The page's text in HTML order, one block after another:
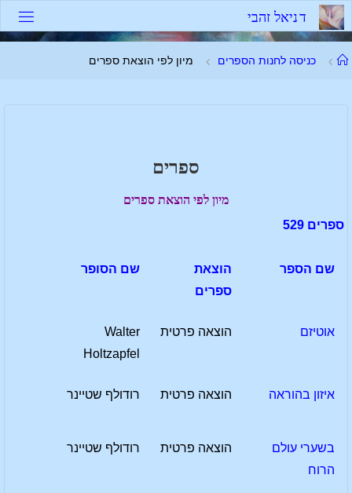
דלגו
לתוכן
דניאל זהבי
עמודכניסה לחנות הספרים מיון לפי הוצאת ספרים
ספרים
מיון לפי הוצאת ספרים
ספרים 529
שם הספר
הוצאת
ספרים
שם הסופר
אוטיזם הוצאה פרטית
Walter
Holtzapfel
איזון בהוראה הוצאה פרטית רודולף שטיינר
בשערי עולם
הרוח
הוצאה פרטית רודולף שטיינר